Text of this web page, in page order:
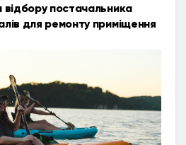
відбору постачальника
для ремонту приміщення